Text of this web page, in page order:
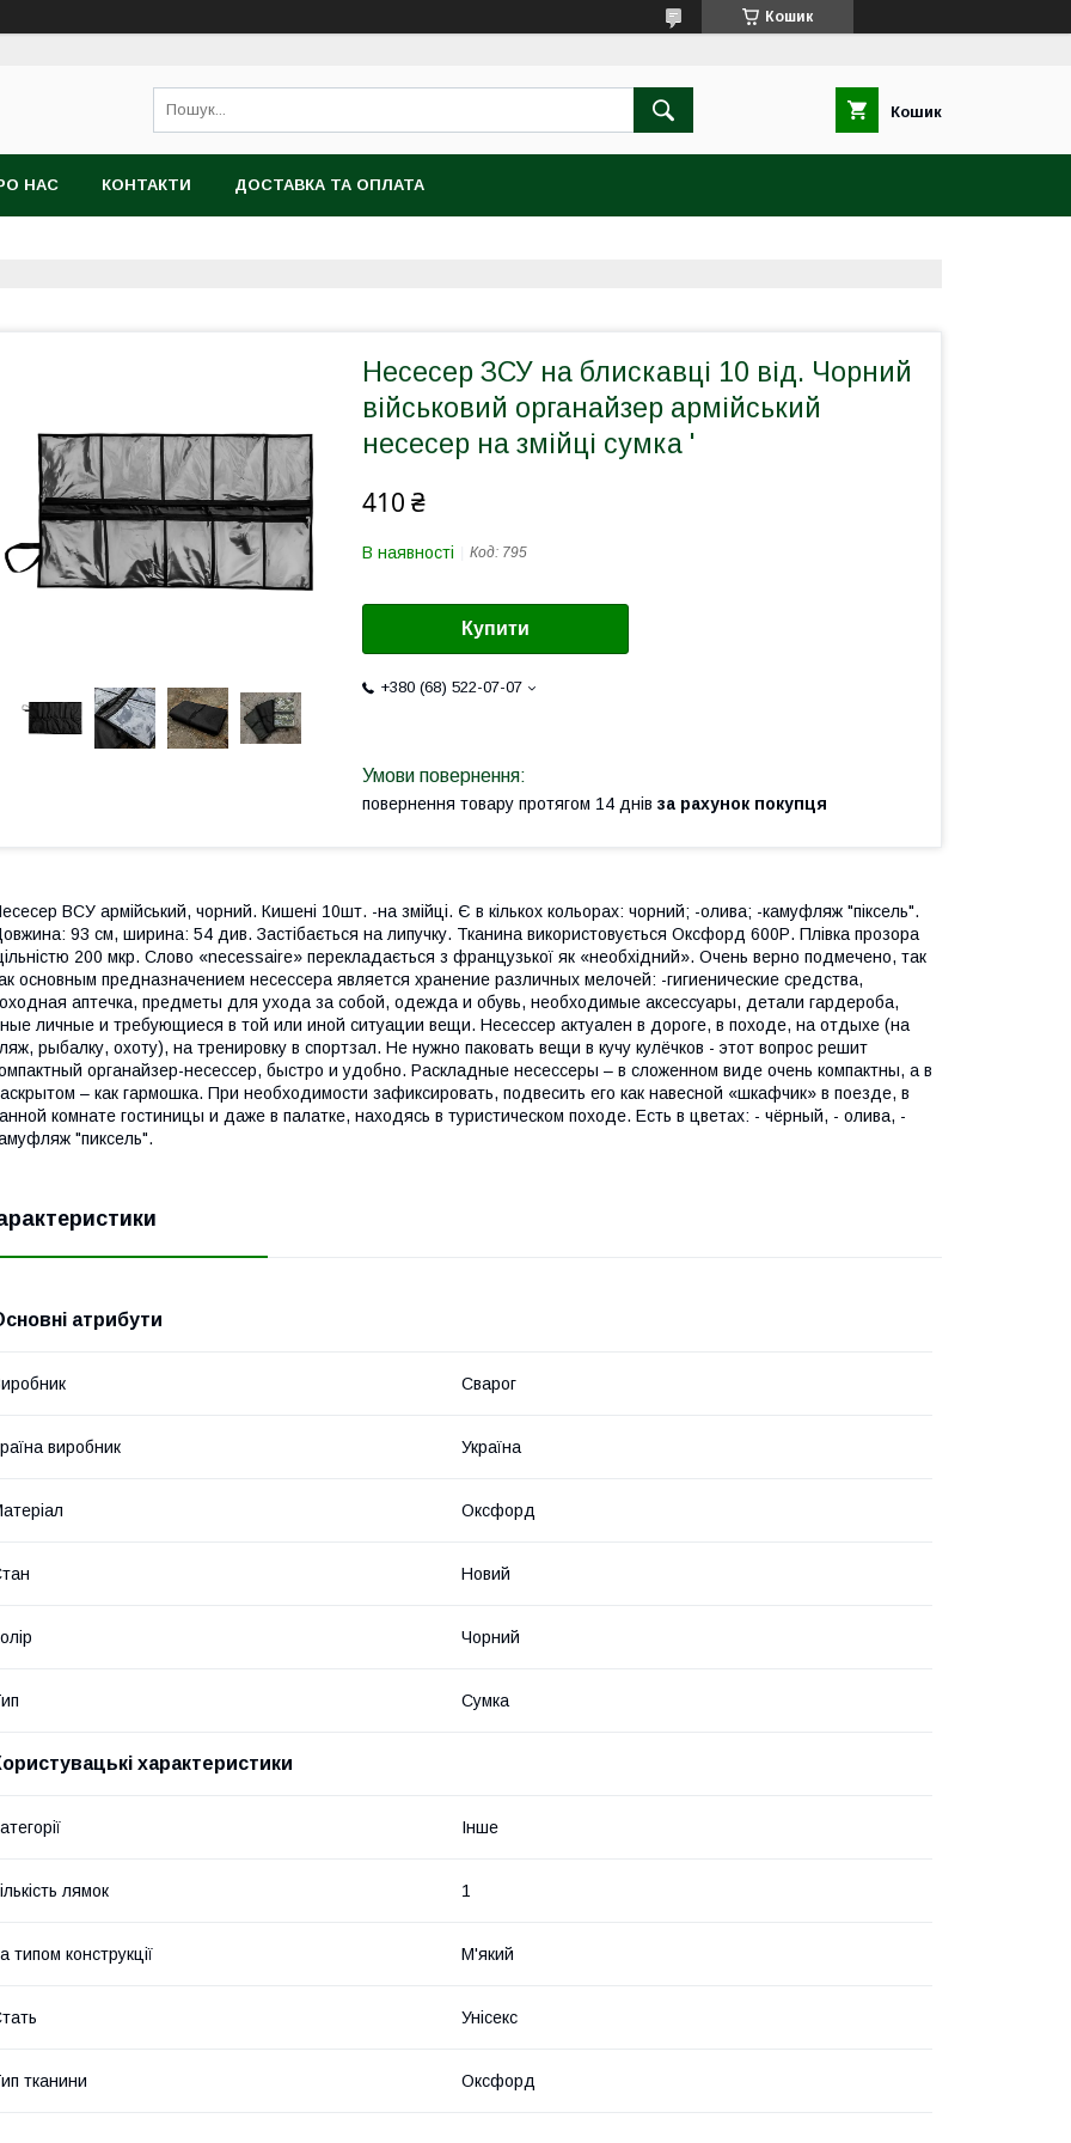
Кошик
Кошик
НАС КОНТАКТИ ДОСТАВКА ТА ОПЛАТА
Несесер ЗСУ на блискавці 10 від. Чорний
військовий органайзер армійський
несесер на змійці сумка '
410 ₴
В наявності Код: 795
Купити
+380 (68) 522-07-07
повернення товару протягом 14 днів за рахунок покупця
ВСУ армійський, чорний. Кишені 10шт. -на змійці. Є в кількох кольорах: чорний; -олива; -камуфляж "піксель".
93 см, ширина: 54 див. Застібається на липучку. Тканина використовується Оксфорд 600Р. Плівка прозора
200 мкр. Слово «necessaire» перекладається з французької як «необхідний». Очень верно подмечено, так
основным предназначением несессера является хранение различных мелочей: -гигиенические средства,
аптечка, предметы для ухода за собой, одежда и обувь, необходимые аксессуары, детали гардероба,
личные и требующиеся в той или иной ситуации вещи. Несессер актуален в дороге, в походе, на отдыхе (на
рыбалку, охоту), на тренировку в спортзал. Не нужно паковать вещи в кучу кулёчков - этот вопрос решит
органайзер-несессер, быстро и удобно. Раскладные несессеры – в сложенном виде очень компактны, а в
– как гармошка. При необходимости зафиксировать, подвесить его как навесной «шкафчик» в поезде, в
комнате гостиницы и даже в палатке, находясь в туристическом походе. Есть в цветах: - чёрный, - олива, -
"пиксель".
атрибути
Сварог
виробник Україна
Оксфорд
Новий
Чорний
Сумка
характеристики
Інше
лямок 1
типом конструкції М'який
Унісекс
тканини Оксфорд